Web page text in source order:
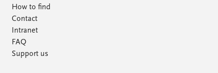
How to find
Contact
Intranet
FAQ
Support us